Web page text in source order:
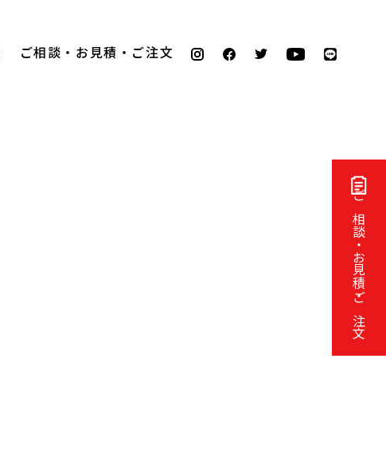
ご相談・お見積・ご注文
ご相談・お見積・ご注文